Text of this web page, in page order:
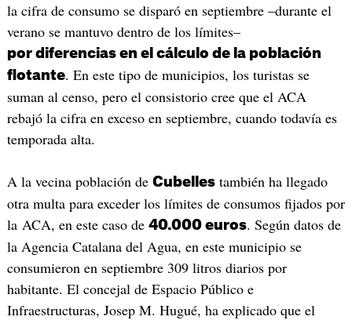
la cifra de consumo se disparó en septiembre –durante el
verano se mantuvo dentro de los límites–
por diferencias en el cálculo de la población
flotante. En este tipo de municipios, los turistas se
suman al censo, pero el consistorio cree que el ACA
rebajó la cifra en exceso en septiembre, cuando todavía es
temporada alta.
A la vecina población de Cubellestambién ha llegado
otra multa para exceder los límites de consumos fijados por
la ACA, en este caso de 40.000 euros. Según datos de
la Agencia Catalana del Agua, en este municipio se
consumieron en septiembre 309 litros diarios por
habitante. El concejal de Espacio Público e
Infraestructuras, Josep M. Hugué, ha explicado que el